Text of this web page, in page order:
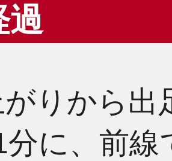
過
りから出
分に、前